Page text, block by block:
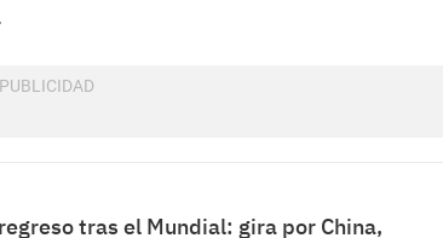
tras el Mundial: gira por China,